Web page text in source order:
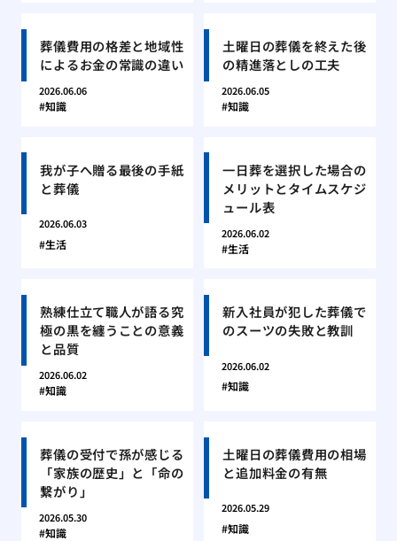
葬儀費用の格差と地域性
によるお金の常識の違い
2026.06.06
知識
土曜日の葬儀を終えた後
の精進落としの工夫
2026.06.05
知識
我が子へ贈る最後の手紙
と葬儀
2026.06.03
生活
一日葬を選択した場合の
メリットとタイムスケジ
ュール表
2026.06.02
生活
熟練仕立て職人が語る究
極の黒を纏うことの意義
と品質
2026.06.02
知識
新入社員が犯した葬儀で
のスーツの失敗と教訓
2026.06.02
知識
葬儀の受付で孫が感じる
「家族の歴史」と「命の
繋がり」
2026.05.30
知識
土曜日の葬儀費用の相場
と追加料金の有無
2026.05.29
知識